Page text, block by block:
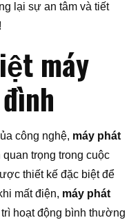
lại sự an tâm và tiết
máy
công nghệ, máy phát
trọng trong cuộc
thiết kế đặc biệt để
mất điện, máy phát
hoạt động bình thường